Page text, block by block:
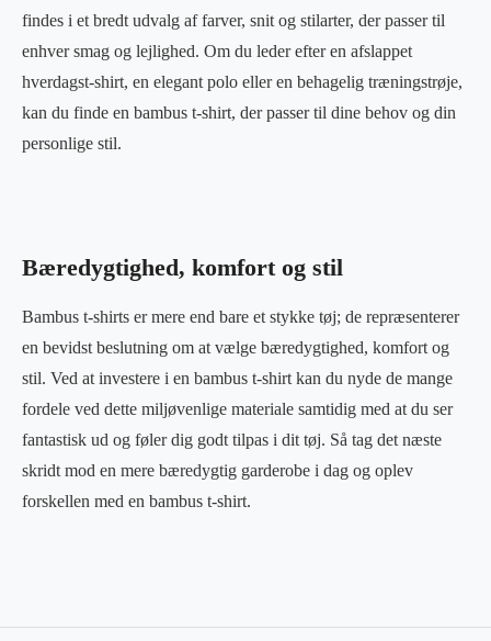
findes i et bredt udvalg af farver, snit og stilarter, der passer til
enhver smag og lejlighed. Om du leder efter en afslappet
hverdagst-shirt, en elegant polo eller en behagelig træningstrøje,
kan du finde en bambus t-shirt, der passer til dine behov og din
personlige stil.
Bæredygtighed, komfort og stil
Bambus t-shirts er mere end bare et stykke tøj; de repræsenterer
en bevidst beslutning om at vælge bæredygtighed, komfort og
stil. Ved at investere i en bambus t-shirt kan du nyde de mange
fordele ved dette miljøvenlige materiale samtidig med at du ser
fantastisk ud og føler dig godt tilpas i dit tøj. Så tag det næste
skridt mod en mere bæredygtig garderobe i dag og oplev
forskellen med en bambus t-shirt.